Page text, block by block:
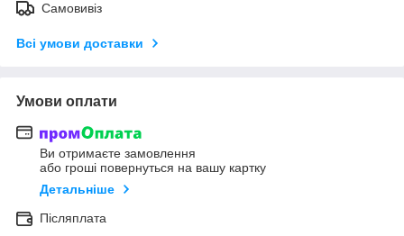
Самовивіз
Всі умови доставки
Умови оплати
Ви отримаєте замовлення
або гроші повернуться на вашу картку
Детальніше
Післяплата